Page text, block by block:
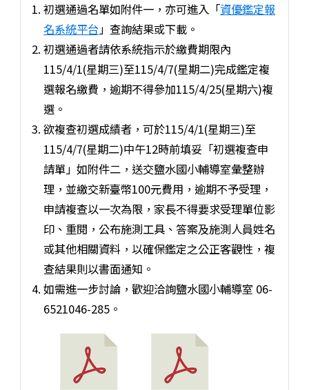
初選通過名單如附件一，亦可進入「資優鑑定報
名系統平台」查詢結果或下載。
初選通過者請依系統指示於繳費期限內
115/4/1(星期三)至115/4/7(星期二)完成鑑定複
選報名繳費，逾期不得參加115/4/25(星期六)複
選。
欲複查初選成績者，可於115/4/1(星期三)至
115/4/7(星期二)中午12時前填妥「初選複查申
請單」如附件二，送交鹽水國小輔導室彙整辦
理，並繳交新臺幣100元費用，逾期不予受理，
申請複查以一次為限，家長不得要求受理單位影
印、重閱，公布施測工具、答案及施測人員姓名
或其他相關資料，以確保鑑定之公正客觀性，複
查結果則以書面通知。
如需進一步討論，歡迎洽詢鹽水國小輔導室 06-
6521046-285。